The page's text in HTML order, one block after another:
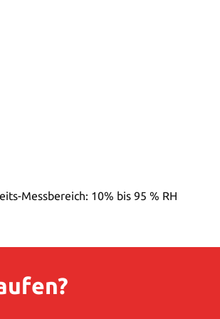
Messbereich: 10% bis 95 % RH